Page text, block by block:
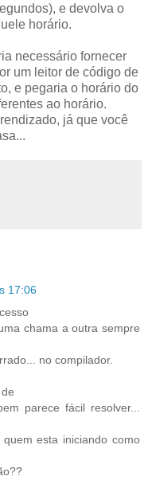
e devolva o
horário.
necessário fornecer
um leitor de código de
e pegaria o horário do
ao horário.
já que você
17:06
chama a outra sempre
no compilador.
parece fácil resolver...
esta iniciando como